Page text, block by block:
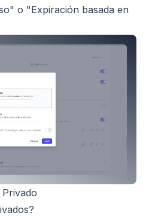
o "Expiración basada en